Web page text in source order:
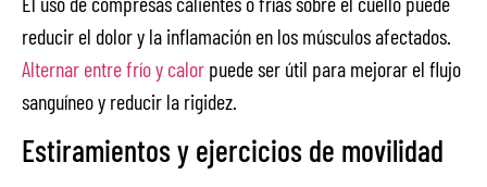
reducir el dolor y la inflamación en los músculos afectados.
Alternar entre frío y calor puede ser útil para mejorar el flujo
sanguíneo y reducir la rigidez.
Estiramientos y ejercicios de movilidad